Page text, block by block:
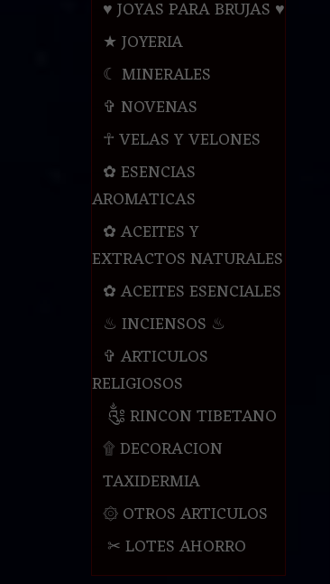
♥ JOYAS PARA BRUJAS ♥
★ JOYERIA
☾ MINERALES
✞ NOVENAS
☥ VELAS Y VELONES
✿ ESENCIAS
AROMATICAS
✿ ACEITES Y
EXTRACTOS NATURALES
✿ ACEITES ESENCIALES
♨ INCIENSOS ♨
✞ ARTICULOS
RELIGIOSOS
༃ RINCON TIBETANO
۩ DECORACION
TAXIDERMIA
۞ OTROS ARTICULOS
✂ LOTES AHORRO